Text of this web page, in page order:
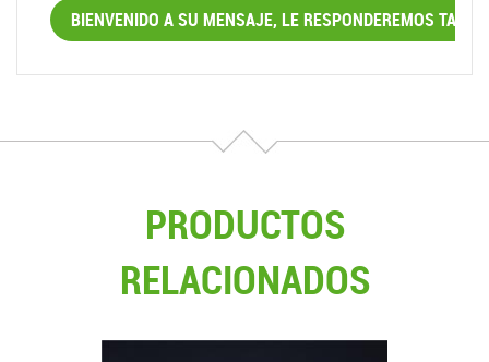
PRODUCTOS
RELACIONADOS